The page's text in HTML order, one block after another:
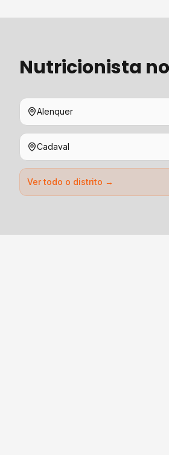
Nutricionista
Alenquer
Cadaval
Ver todo o distrito →